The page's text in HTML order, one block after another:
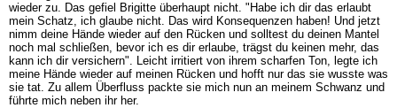
wieder zu. Das gefiel Brigitte überhaupt nicht. "Habe ich dir das erlaubt
mein Schatz, ich glaube nicht. Das wird Konsequenzen haben! Und jetzt
nimm deine Hände wieder auf den Rücken und solltest du deinen Mantel
noch mal schließen, bevor ich es dir erlaube, trägst du keinen mehr, das
kann ich dir versichern". Leicht irritiert von ihrem scharfen Ton, legte ich
meine Hände wieder auf meinen Rücken und hofft nur das sie wusste was
sie tat. Zu allem Überfluss packte sie mich nun an meinem Schwanz und
führte mich neben ihr her.